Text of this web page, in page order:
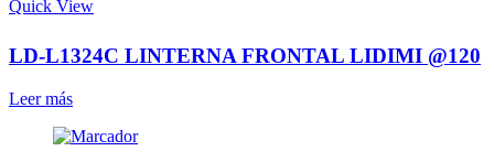
Quick View
LD-L1324C LINTERNA FRONTAL LIDIMI @120
Leer más